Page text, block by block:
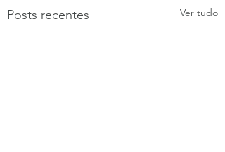
Posts recentes Ver tudo